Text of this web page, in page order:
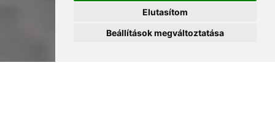
Elutasítom
Beállítások megváltoztatása